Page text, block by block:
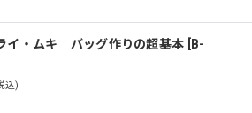
イ・ムキ バッグ作りの超基本
B-
込)